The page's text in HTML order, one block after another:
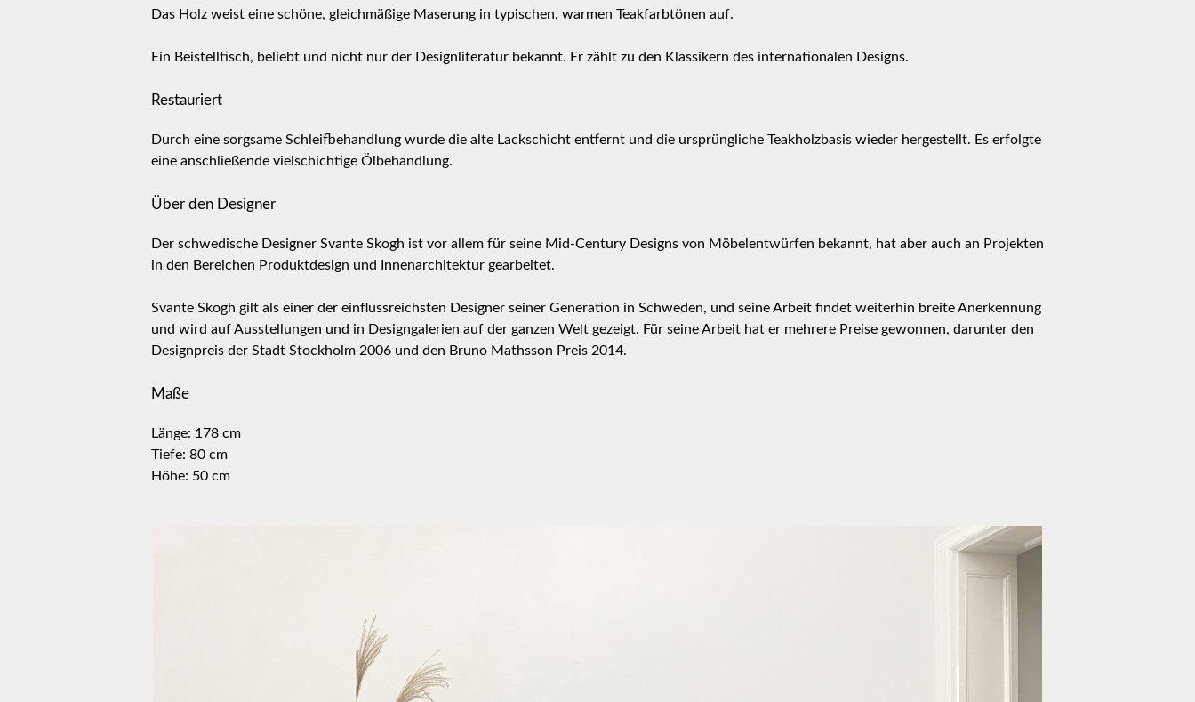
Das Holz weist eine schöne, gleichmäßige Maserung in typischen, warmen Teakfarbtönen auf.
Ein Beistelltisch, beliebt und nicht nur der Designliteratur bekannt. Er zählt zu den Klassikern des internationalen Designs.
Restauriert
Durch eine sorgsame Schleifbehandlung wurde die alte Lackschicht entfernt und die ursprüngliche Teakholzbasis wieder hergestellt. Es erfolgte
eine anschließende vielschichtige Ölbehandlung.
Über den Designer
Der schwedische Designer Svante Skogh ist vor allem für seine Mid-Century Designs von Möbelentwürfen bekannt, hat aber auch an Projekten
in den Bereichen Produktdesign und Innenarchitektur gearbeitet.
Svante Skogh gilt als einer der einflussreichsten Designer seiner Generation in Schweden, und seine Arbeit findet weiterhin breite Anerkennung
und wird auf Ausstellungen und in Designgalerien auf der ganzen Welt gezeigt. Für seine Arbeit hat er mehrere Preise gewonnen, darunter den
Designpreis der Stadt Stockholm 2006 und den Bruno Mathsson Preis 2014.
Maße
Länge: 178 cm
Tiefe: 80 cm
Höhe: 50 cm